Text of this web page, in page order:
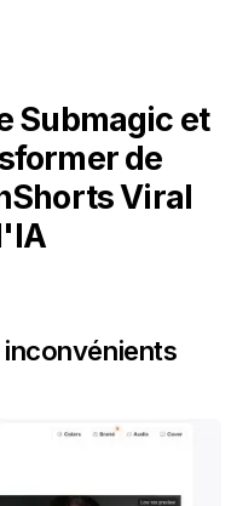
Submagic et
de
Viral